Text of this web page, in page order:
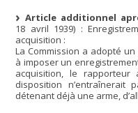
Article additionnel
18 avril 1939) :
acquisition :
La Commission a adopté
à imposer un
acquisition, le rapporteur
disposition n’entraînerait
détenant déjà une arme,